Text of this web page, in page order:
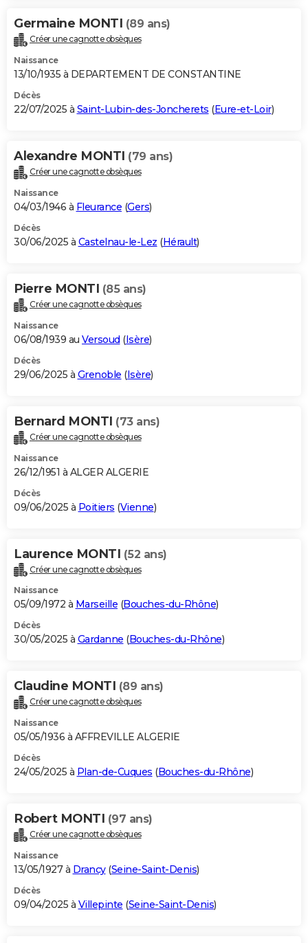
Germaine MONTI (89 ans)
Créer une cagnotte obsèques
Naissance
13/10/1935 à DEPARTEMENT DE CONSTANTINE
Décès
22/07/2025 à Saint-Lubin-des-Joncherets (Eure-et-Loir)
Alexandre MONTI (79 ans)
Créer une cagnotte obsèques
Naissance
04/03/1946 à Fleurance (Gers)
Décès
30/06/2025 à Castelnau-le-Lez (Hérault)
Pierre MONTI (85 ans)
Créer une cagnotte obsèques
Naissance
06/08/1939 au Versoud (Isère)
Décès
29/06/2025 à Grenoble (Isère)
Bernard MONTI (73 ans)
Créer une cagnotte obsèques
Naissance
26/12/1951 à ALGER ALGERIE
Décès
09/06/2025 à Poitiers (Vienne)
Laurence MONTI (52 ans)
Créer une cagnotte obsèques
Naissance
05/09/1972 à Marseille (Bouches-du-Rhône)
Décès
30/05/2025 à Gardanne (Bouches-du-Rhône)
Claudine MONTI (89 ans)
Créer une cagnotte obsèques
Naissance
05/05/1936 à AFFREVILLE ALGERIE
Décès
24/05/2025 à Plan-de-Cuques (Bouches-du-Rhône)
Robert MONTI (97 ans)
Créer une cagnotte obsèques
Naissance
13/05/1927 à Drancy(Seine-Saint-Denis)
Décès
09/04/2025 à Villepinte (Seine-Saint-Denis)